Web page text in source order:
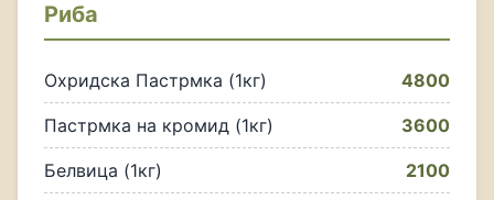
Риба
Охридска Пастрмка (1кг) 4800
Пастрмка на кромид (1кг) 3600
Белвица (1кг) 2100